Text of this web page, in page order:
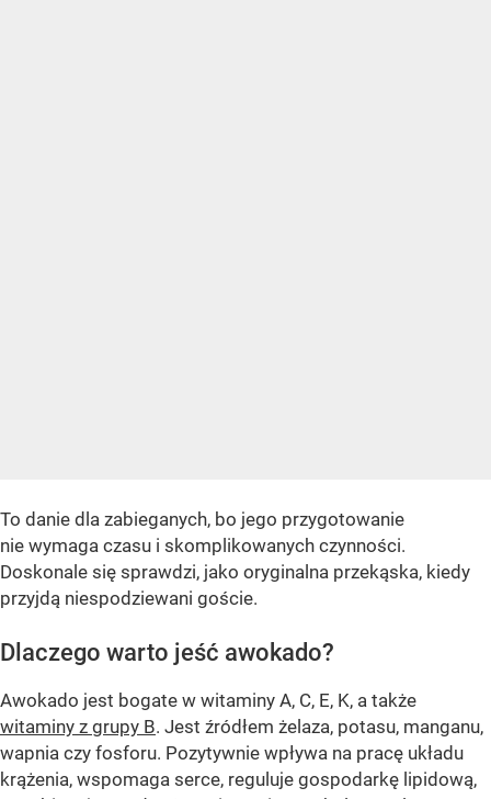
To danie dla zabieganych, bo jego przygotowanie
nie wymaga czasu i skomplikowanych czynności.
Doskonale się sprawdzi, jako oryginalna przekąska, kiedy
przyjdą niespodziewani goście.
Dlaczego warto jeść awokado?
Awokado jest bogate w witaminy A, C, E, K, a także
witaminy z grupy B. Jest źródłem żelaza, potasu, manganu,
wapnia czy fosforu. Pozytywnie wpływa na pracę układu
krążenia, wspomaga serce, reguluje gospodarkę lipidową,